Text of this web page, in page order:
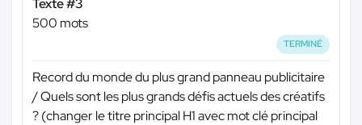
Texte #3
500 mots
TERMINÉ
Record du monde du plus grand panneau publicitaire
/ Quels sont les plus grands défis actuels des créatifs
? (changer le titre principal H1 avec mot clé principal